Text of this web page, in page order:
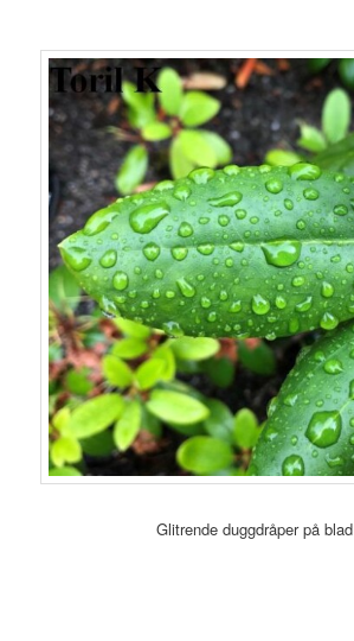
Glitrende duggdråper på blad